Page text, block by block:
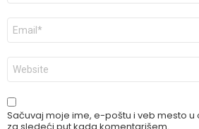
E-
pošta
*
Veb
mesto
Sačuvaj moje ime, e-poštu i veb mesto